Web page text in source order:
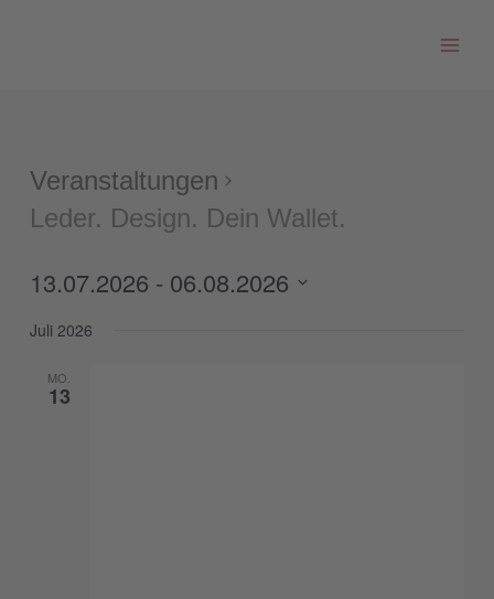
Veranstaltungen
Leder. Design. Dein Wallet.
13.07.2026 - 06.08.2026
wählen.
Juli 2026
MO.
13